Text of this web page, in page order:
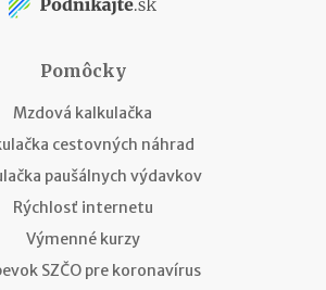
Pomôcky
Mzdová kalkulačka
cestovných náhrad
paušálnych výdavkov
Rýchlosť internetu
Výmenné kurzy
SZČO pre koronavírus